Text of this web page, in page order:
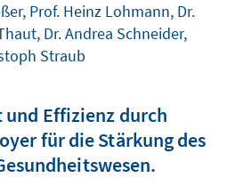
Prof. Heinz Lohmann, Dr.
Dr. Andrea Schneider,
Straub
Effizienz durch
für die Stärkung des